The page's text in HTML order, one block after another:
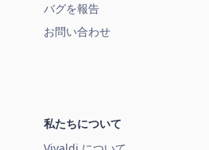
バグを報告
お問い合わせ
私たちについて